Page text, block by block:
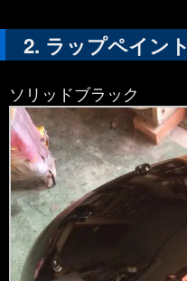
ラップペイント
ソリッドブラック